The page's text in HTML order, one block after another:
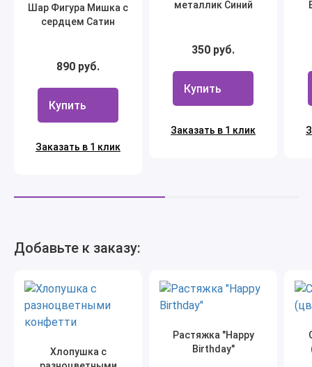
Шар Фигура Мишка с
сердцем Сатин
890 руб.
Купить
Заказать в 1 клик
металлик Синий
350 руб.
Купить
Заказать в 1 клик
Добавьте к заказу:
Хлопушка с
Растяжка "Happy
Birthday"